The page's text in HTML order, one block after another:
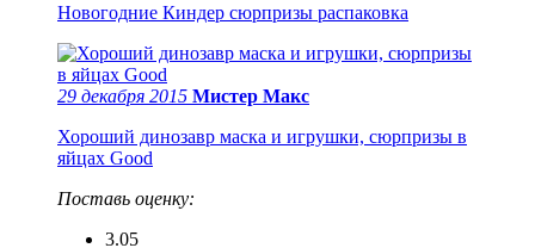
Новогодние Киндер сюрпризы распаковка
29 декабря 2015 Мистер Макс
Хороший динозавр маска и игрушки, сюрпризы в
яйцах Good
Поставь оценку:
3.05